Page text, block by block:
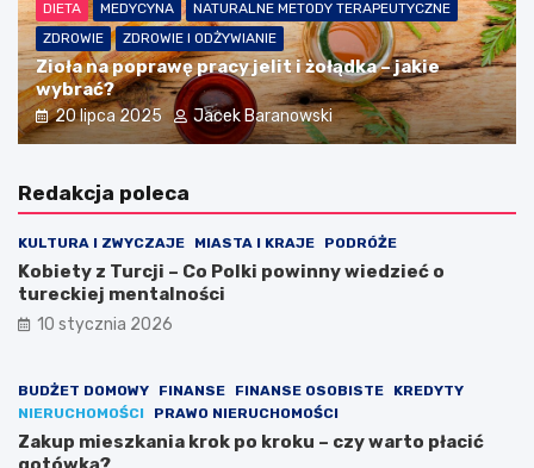
DIETA MEDYCYNA
NATURALNE METODY TERAPEUTYCZNE
ZDROWIE
ZDROWIE I ODŻYWIANIE
Zioła na poprawę pracy jelit i żołądka – jakie
wybrać?
20 lipca 2025 Jacek Baranowski
Redakcja poleca
KULTURA I ZWYCZAJE MIASTA I KRAJE PODRÓŻE
Kobiety z Turcji – Co Polki powinny wiedzieć o
tureckiej mentalności
10 stycznia 2026
BUDŻET DOMOWY FINANSE FINANSE OSOBISTE
KREDYTY
NIERUCHOMOŚCI
PRAWO NIERUCHOMOŚCI
Zakup mieszkania krok po kroku – czy warto płacić